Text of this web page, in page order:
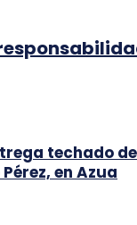
techado
en Azua